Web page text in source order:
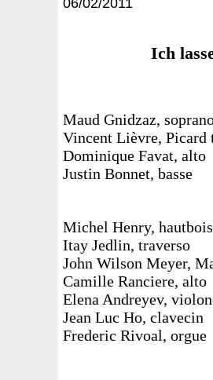
Ich
Maud Gnidzaz,
Vincent Lièvre, Picard
Dominique Favat, alto
Justin Bonnet, basse
Michel Henry, hautbois
Itay Jedlin, traverso
John Wilson Meyer,
Camille Ranciere, alto
Elena Andreyev,
Jean Luc Ho, clavecin
Frederic Rivoal, orgue